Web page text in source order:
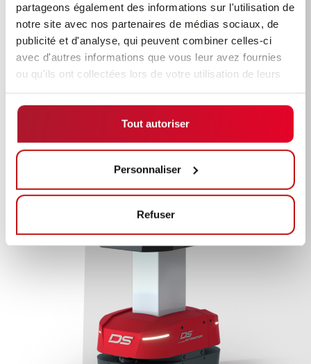
partageons également des informations sur l'utilisation de
notre site avec nos partenaires de médias sociaux, de
publicité et d'analyse, qui peuvent combiner celles-ci
avec d'autres informations que vous leur avez fournies
ou qu'ils ont collectées lors de votre utilisation de leurs
Tout autoriser
Personnaliser
Refuser